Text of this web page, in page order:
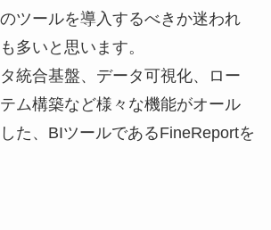
ツールを導入するべきか迷われ
多いと思います。
統合基盤、データ可視化、ロー
ム構築など様々な機能がオール
た、BIツールであるFineReportを